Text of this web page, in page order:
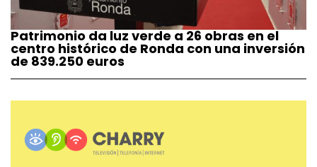
Patrimonio da luz verde a 26 obras en el
centro histórico de Ronda con una inversión
de 839.250 euros